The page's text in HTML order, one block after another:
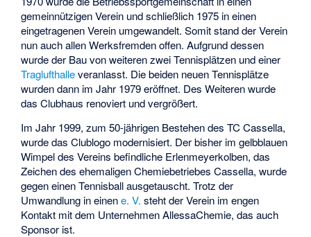
gemeinnützigen Verein und schließlich 1975 in einen
eingetragenen Verein umgewandelt. Somit stand der Verein
nun auch allen Werksfremden offen. Aufgrund dessen
wurde der Bau von weiteren zwei Tennisplätzen und einer
Traglufthalleveranlasst. Die beiden neuen Tennisplätze
wurden dann im Jahr 1979 eröffnet. Des Weiteren wurde
das Clubhaus renoviert und vergrößert.
Im Jahr 1999, zum 50-jährigen Bestehen des TC Cassella,
wurde das Clublogo modernisiert. Der bisher im gelbblauen
Wimpel des Vereins befindliche Erlenmeyerkolben, das
Zeichen des ehemaligen Chemiebetriebes Cassella, wurde
gegen einen Tennisball ausgetauscht. Trotz der
Umwandlung in einene. V. steht der Verein im engen
Kontakt mit dem Unternehmen AllessaChemie, das auch
Sponsor ist.